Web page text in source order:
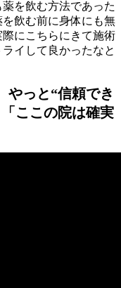
を飲む方法であった
飲む前に身体にも無
にこちらにきて施術
イして良かったなと
やっと“信頼でき
ここの院は確実